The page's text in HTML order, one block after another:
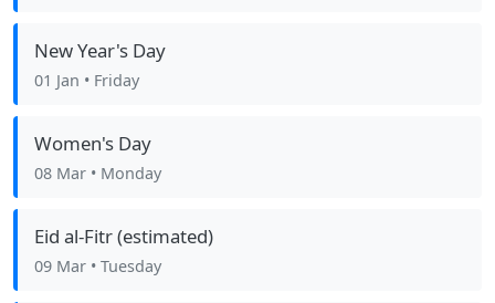
New Year's Day
01 Jan • Friday
Women's Day
08 Mar • Monday
Eid al-Fitr (estimated)
09 Mar • Tuesday